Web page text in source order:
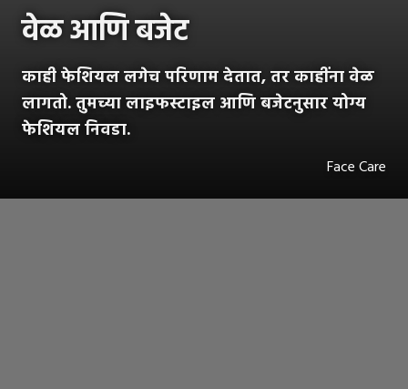
वेळ आणि बजेट
काही फेशियल लगेच परिणाम देतात, तर काहींना वेळ
लागतो. तुमच्या लाइफस्टाइल आणि बजेटनुसार योग्य
फेशियल निवडा.
Face Care